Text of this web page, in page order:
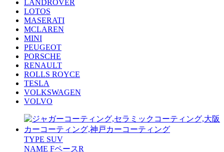
LANDROVER
LOTOS
MASERATI
MCLAREN
MINI
PEUGEOT
PORSCHE
RENAULT
ROLLS ROYCE
TESLA
VOLKSWAGEN
VOLVO
TYPE SUV
NAME FペースR